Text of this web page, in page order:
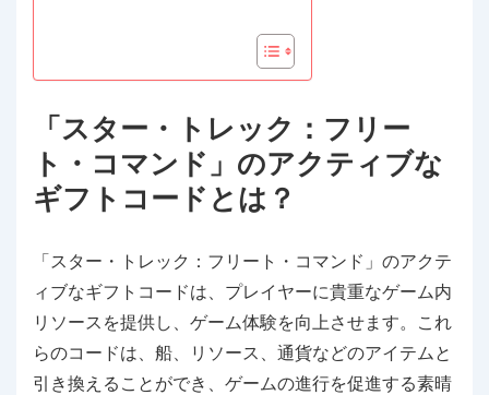
「スター・トレック：フリー
ト・コマンド」のアクティブな
ギフトコードとは？
「スター・トレック：フリート・コマンド」のアクテ
ィブなギフトコードは、プレイヤーに貴重なゲーム内
リソースを提供し、ゲーム体験を向上させます。これ
らのコードは、船、リソース、通貨などのアイテムと
引き換えることができ、ゲームの進行を促進する素晴